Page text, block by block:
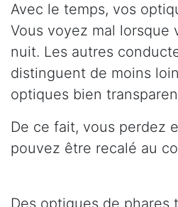
Avec le temps, vos
Vous voyez mal lorsque
nuit. Les autres
distinguent de moins
optiques bien
De ce fait, vous perdez
pouvez être recalé au